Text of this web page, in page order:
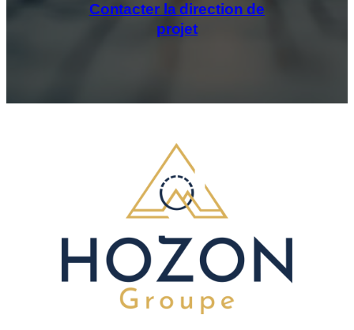
Contacter la direction de
projet